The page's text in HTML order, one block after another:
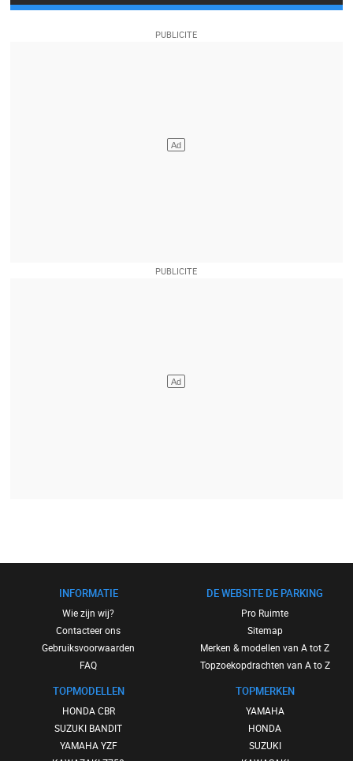
INFORMATIE
Wie zijn wij?
Contacteer ons
Gebruiksvoorwaarden
FAQ
TOPMODELLEN
HONDA CBR
SUZUKI BANDIT
YAMAHA YZF
DE WEBSITE DE PARKING
Pro Ruimte
Sitemap
Merken & modellen van A tot Z
Topzoekopdrachten van A to Z
TOPMERKEN
YAMAHA
HONDA
SUZUKI